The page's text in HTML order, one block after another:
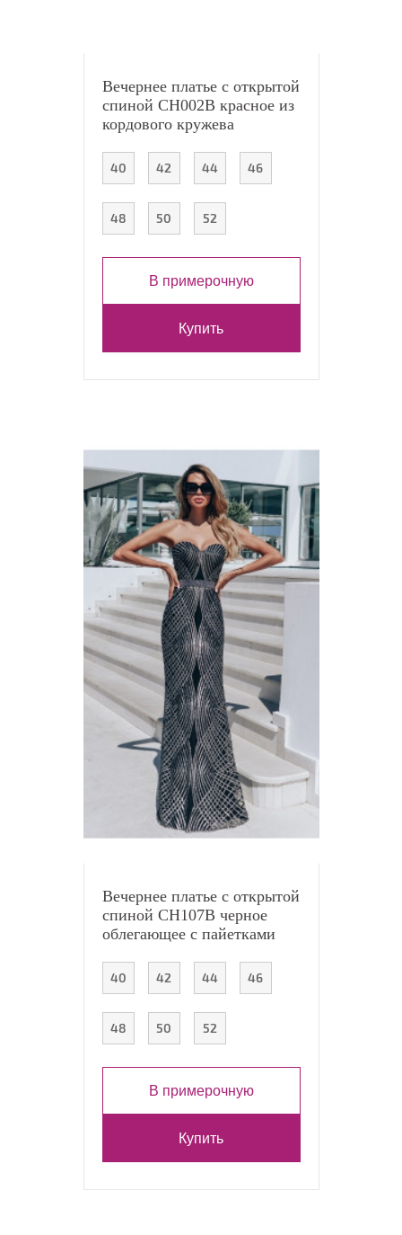
Вечернее платье с открытой
спиной CH002B красное из
кордового кружева
40 42 44 46
48 50 52
В примерочную
Купить
Вечернее платье с открытой
спиной CH107B черное
облегающее с пайетками
40 42 44 46
48 50 52
В примерочную
Купить